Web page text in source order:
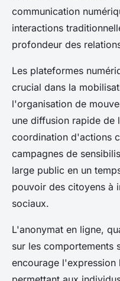
communication
interactions
profondeur des
Les plateformes
crucial dans la
l'organisation de
une diffusion rapide de
coordination d'actions
campagnes de
large public en un
pouvoir des citoyens à
sociaux.
L'anonymat en ligne,
sur les comportements
encourage l'expression